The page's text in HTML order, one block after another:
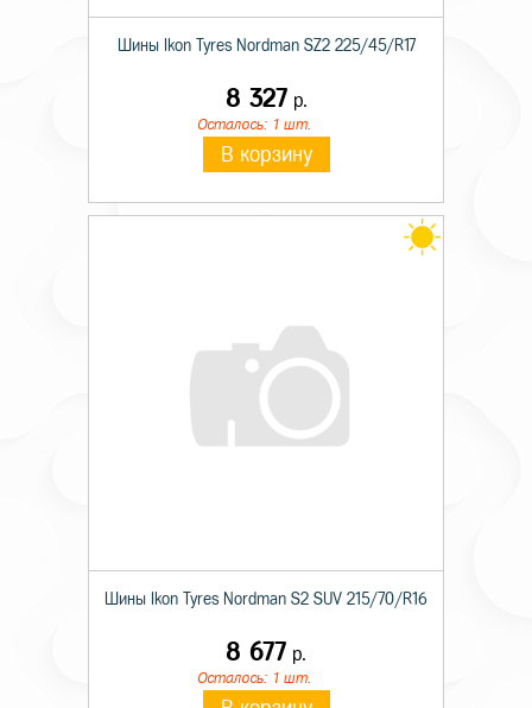
Шины Ikon Tyres Nordman SZ2 225/45/R17
8 327 р.
Осталось: 1 шт.
В корзину
Шины Ikon Tyres Nordman S2 SUV 215/70/R16
8 677 р.
Осталось: 1 шт.